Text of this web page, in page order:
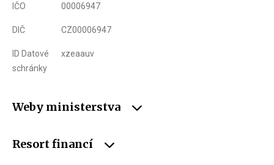
IČO 00006947
DIČ CZ00006947
ID Datové
schránky
xzeaauv
Weby ministerstva
Resort financí